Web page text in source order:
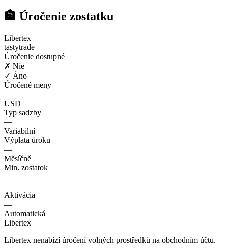
🏦 Úročenie zostatku
Libertex
tastytrade
Úročenie dostupné
✗ Nie
✓ Áno
Úročené meny
—
USD
Typ sadzby
—
Variabilní
Výplata úroku
—
Měsíčně
Min. zostatok
—
—
Aktivácia
—
Automatická
Libertex
Libertex nenabízí úročení volných prostředků na obchodním účtu.